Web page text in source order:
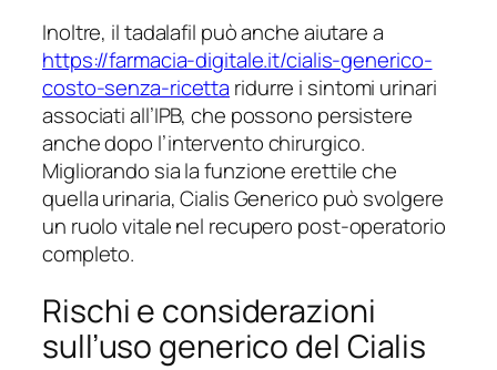
Inoltre, il tadalafil può anche aiutare a
https://farmacia-digitale.it/cialis-generico-
costo-senza-ricetta ridurre i sintomi urinari
associati all’IPB, che possono persistere
anche dopo l’intervento chirurgico.
Migliorando sia la funzione erettile che
quella urinaria, Cialis Generico può svolgere
un ruolo vitale nel recupero post-operatorio
completo.
Rischi e considerazioni
sull’uso generico del Cialis